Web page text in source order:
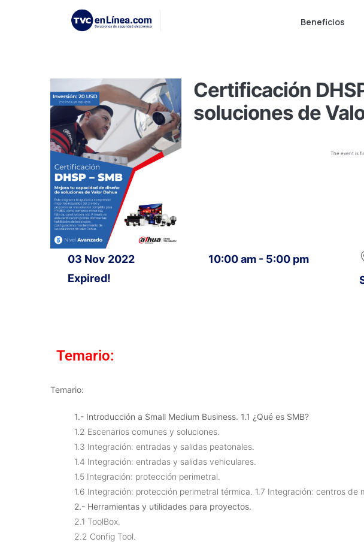
Beneficios
Certificación
soluciones de
The event is
03 Nov 2022
Expired!
10:00 am - 5:00 pm
Temario:
Temario:
1.- Introducción a Small Medium Business. 1.1 ¿Qué es SMB?
1.2 Escenarios comunes y soluciones.
1.3 Integración: entradas y salidas peatonales.
1.4 Integración: entradas y salidas vehiculares.
1.5 Integración: protección perimetral.
1.6 Integración: protección perimetral térmica. 1.7 Integración: centros de
2.- Herramientas y utilidades para proyectos.
2.1 ToolBox.
2.2 Config Tool.